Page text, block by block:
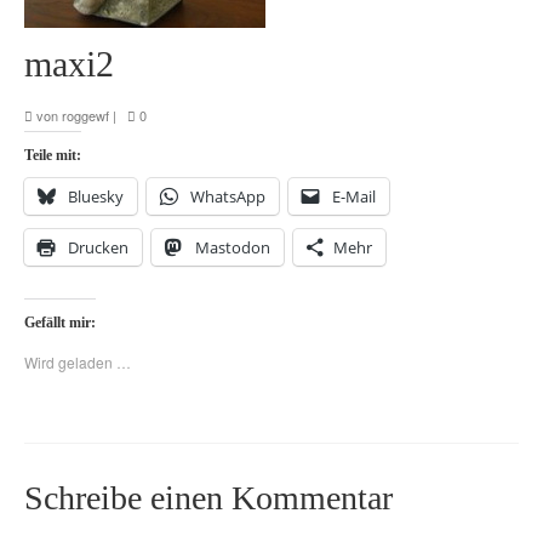
maxi2
vonroggewf | 0
Teile mit:
Bluesky WhatsApp E-Mail
Drucken Mastodon Mehr
Gefällt mir:
Wird geladen …
Schreibe einen Kommentar